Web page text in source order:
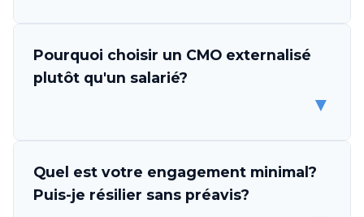
Un CMO (Chief Marketing Officer) externalisé
est un professionnel ou une équipe de
spécialistes marketing qui s'engage à piloter
CMO vous met à disposition une expertise
complète en direction marketing, couvrant la
Pourquoi choisir un CMO externalisé
plutôt qu'un salarié?
▼
Les avantages sont multiples. D'abord,
l'économie est considérable: un CMO salarié
Quel est votre engagement minimal?
Puis-je résilier sans préavis?